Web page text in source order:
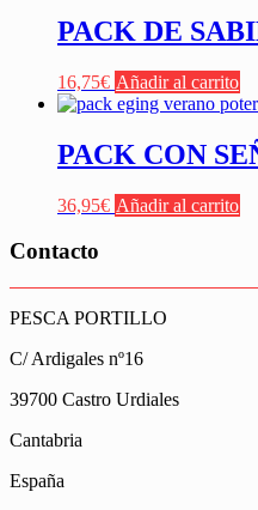
PACK DE
16,75€ Añadir al carrito
PACK CON
36,95€ Añadir al carrito
Contacto
PESCA PORTILLO
C/ Ardigales nº16
39700 Castro Urdiales
Cantabria
España